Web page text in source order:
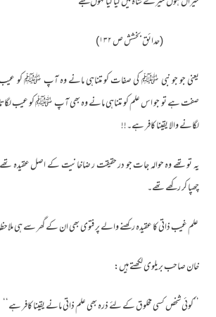
(حدائق بخشش ص ۱۳۲)
یعنی جو جو نبی ﷺ کی صفات کو متناہی مانے وہ آپ ﷺ کو عیب
صفت ہے تو جو اس علم کو متناہی مانے وہ بھی آپ ﷺ کو عیب
لگانے والا یقینا کافر ہے۔!!
یہ تو تھے وہ حوالہ جات جو در حقیقت ر ضاخانیت کے اصل
چھپا کر رکھے تھے۔
علم غیب ذاتی کا عقیدہ رکھنے والے پر فتوی بھی ان کے گھر سے ہی
خان صاحب بریلوی لکھتے ہیں:
’’کوئی شخص کسی مخلوق کے لئے ذرہ بھی علم ذاتی مانے یقینا کافر ہے‘‘